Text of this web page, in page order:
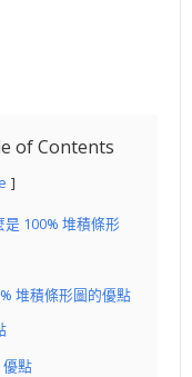
of Contents
是 100% 堆積條形
堆積條形圖的優點
優點